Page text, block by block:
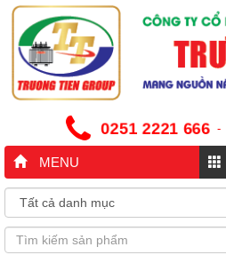
0251 2221 666 -
MENU